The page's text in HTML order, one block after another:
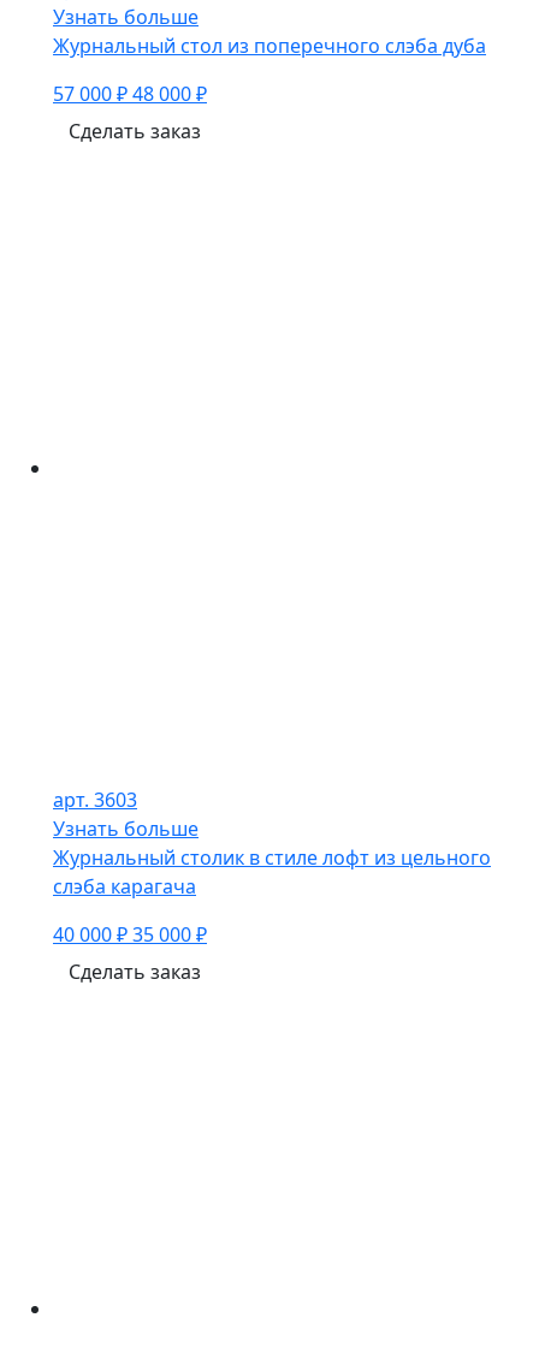
Узнать больше
Журнальный стол из поперечного слэба дуба
57 000 ₽48 000 ₽
Сделать заказ
арт. 3603
Узнать больше
Журнальный столик в стиле лофт из цельного
слэба карагача
40 000 ₽35 000 ₽
Сделать заказ